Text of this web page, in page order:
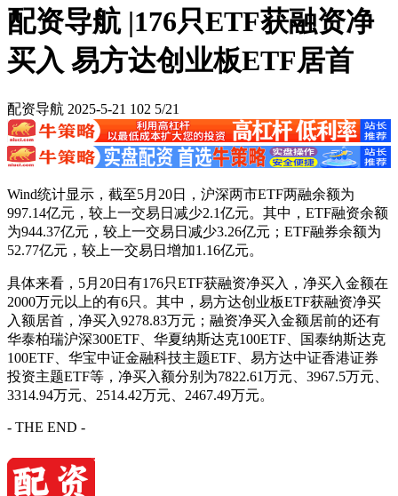
配资导航 |176只ETF获融资净
买入 易方达创业板ETF居首
配资导航 2025-5-21 102 5/21
Wind统计显示，截至5月20日，沪深两市ETF两融余额为
997.14亿元，较上一交易日减少2.1亿元。其中，ETF融资余额
为944.37亿元，较上一交易日减少3.26亿元；ETF融券余额为
52.77亿元，较上一交易日增加1.16亿元。
具体来看，5月20日有176只ETF获融资净买入，净买入金额在
2000万元以上的有6只。其中，易方达创业板ETF获融资净买
入额居首，净买入9278.83万元；融资净买入金额居前的还有
华泰柏瑞沪深300ETF、华夏纳斯达克100ETF、国泰纳斯达克
100ETF、华宝中证金融科技主题ETF、易方达中证香港证券
投资主题ETF等，净买入额分别为7822.61万元、3967.5万元、
3314.94万元、2514.42万元、2467.49万元。
- THE END -